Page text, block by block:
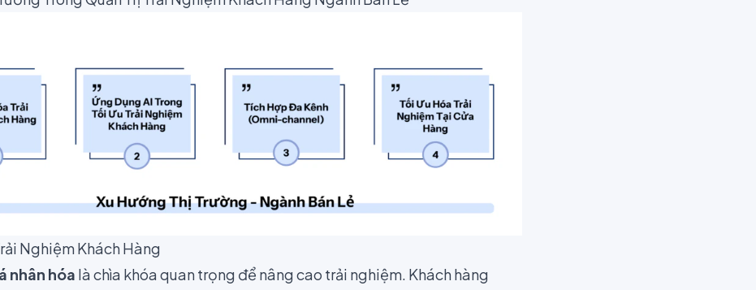
Nghiệm Khách Hàng
nhân hóa là chìa khóa quan trọng để nâng cao trải nghiệm. Khách hàng